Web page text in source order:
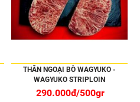
THĂN NGOẠI BÒ WAGYUKO -
WAGYUKO STRIPLOIN
290.000đ/500gr